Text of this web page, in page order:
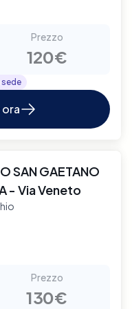
Prezzo
120€
SAN GAETANO
- Via Veneto
Prezzo
130€